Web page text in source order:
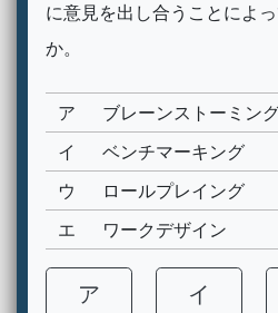
に意見を出し合うことによ
か。
ア
ブレーンストーミン
イ
ベンチマーキング
ウ
ロールプレイング
エ
ワークデザイン
ア イ